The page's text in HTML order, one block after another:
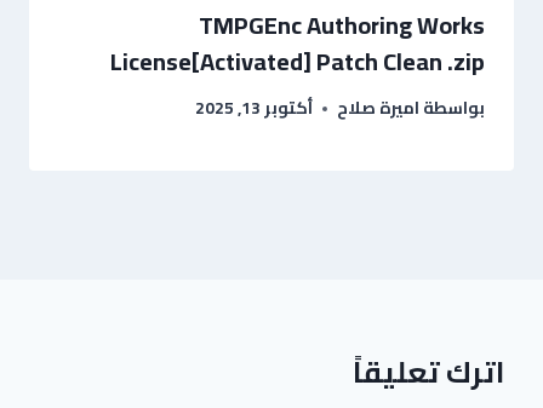
TMPGEnc Authoring Works
License[Activated] Patch Clean .zip
بواسطةاميرة صلاح أكتوبر 13, 2025
اترك تعليقاً